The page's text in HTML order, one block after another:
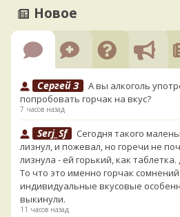
Новое
Сергей З
А вы алкоголь
попробовать горчак на вкус?
7 часов назад
Serj_Sf
Сегодня такого
лизнул, и пожевал, но горечи не
лизнула - ей горький, как
То что это именно горчак
индивидуальные вкусовые
выкинули.
11 часов назад